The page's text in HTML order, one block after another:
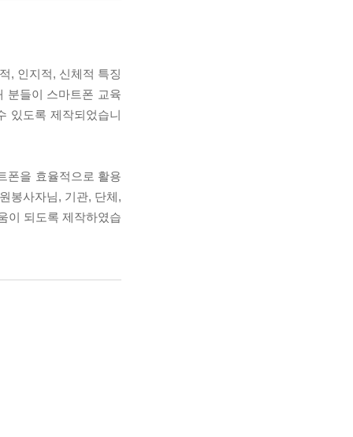
, 인지적, 신체적 특징
분들이 스마트폰 교육
있도록 제작되었습니
폰을 효율적으로 활용
봉사자님, 기관, 단체,
이 되도록 제작하였습